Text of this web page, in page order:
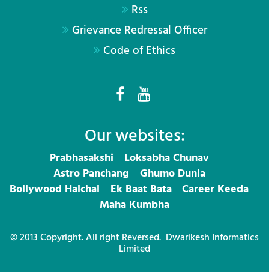
Rss
Grievance Redressal Officer
Code of Ethics
Our websites:
Prabhasakshi
Loksabha Chunav
Astro Panchang
Ghumo Dunia
Bollywood Halchal
Ek Baat Bata
Career Keeda
Maha Kumbha
© 2013 Copyright. All right Reversed. Dwarikesh Informatics
Limited